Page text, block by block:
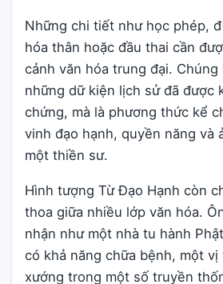
Những chi tiết như học phép,
hóa thân hoặc đầu thai cần
cảnh văn hóa trung đại. Chúng
những dữ kiện lịch sử đã được
chứng, mà là phương thức kể
vinh đạo hạnh, quyền năng và
một thiền sư.
Hình tượng Từ Đạo Hạnh còn
thoa giữa nhiều lớp văn hóa.
nhận như một nhà tu hành
có khả năng chữa bệnh, một
xướng trong một số truyền